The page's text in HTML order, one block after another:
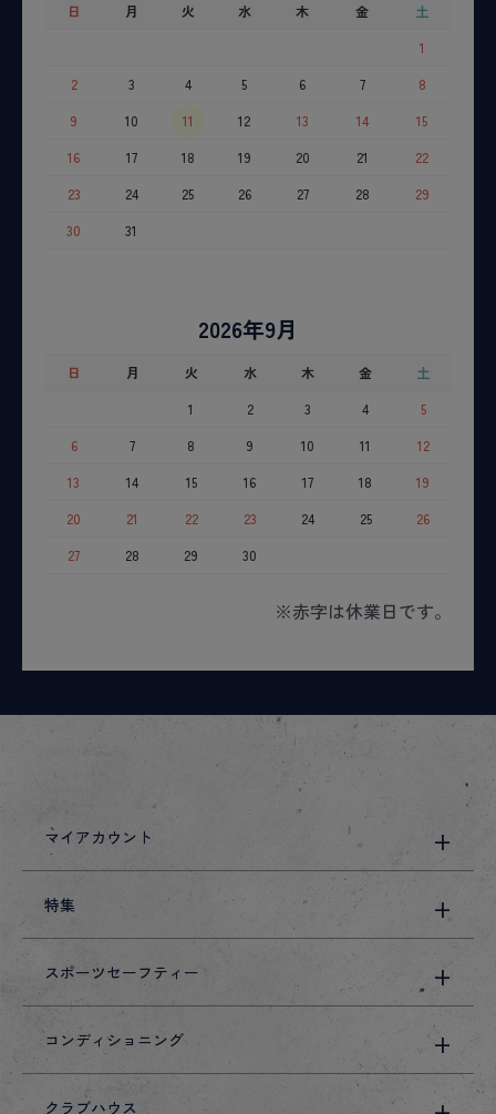
日 月 火 水 木 金
土
1
2
3 4 5 6 7
8
9
10 11 12 13 14
15
16
17 18 19 20 21
22
23
24 25 26 27 28
29
30
31
2026年9月
日 月 火 水 木 金
土
1
2 3 4
5
6
7 8 9 10 11
12
13
14 15 16 17 18
19
20
21 22 23 24 25
26
27
28 29 30
※赤字は休業日です。
マイアカウント
特集
スポーツセーフティー
コンディショニング
クラブハウス